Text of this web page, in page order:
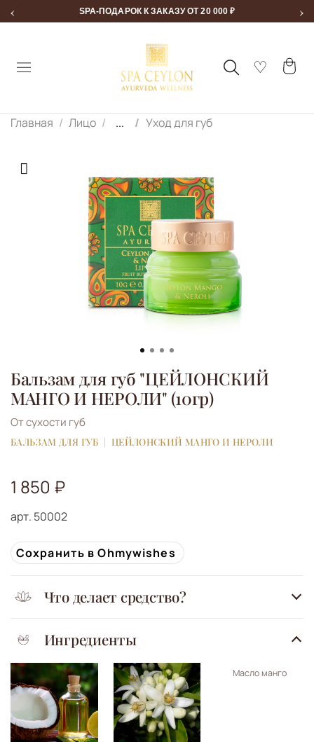
‹ SPA-ПОДАРОК К ЗАКАЗУ ОТ 20 000 ₽ ›
Главная Лицо ... Уход для губ
арт. 50002
Бальзам для губ "ЦЕЙЛОНСКИЙ
МАНГО И НЕРОЛИ" (10гр)
1 850 ₽
Сохранить в Ohmywishes
От сухости губ
БАЛЬЗАМ ДЛЯ ГУБ ЦЕЙЛОНСКИЙ МАНГО И НЕРОЛИ
Что делает средство?
Ингредиенты
Масло манго